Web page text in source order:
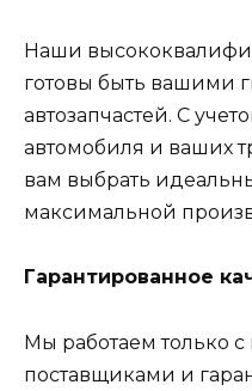
Наши
готовы быть вашими
автозапчастей. С
автомобиля и ваших
вам выбрать
максимальной
Гарантированное
Мы работаем только
поставщиками и